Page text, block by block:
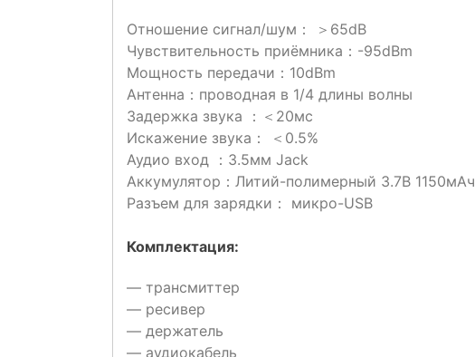
Отношение сигнал/шум： ＞65dB
Чувствительность приёмника：-95dBm
Мощность передачи：10dBm
Антенна：проводная в 1/4 длины волны
Задержка звука ：＜20мс
Искажение звука： ＜0.5%
Аудио вход ：3.5мм Jack
Аккумулятор：Литий-полимерный 3.7В 1150мАч
Разъем для зарядки： микро-USB
Комплектация:
— трансмиттер
— ресивер
— держатель
— аудиокабель